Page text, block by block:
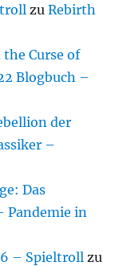
zuRebirth
Curse of
Blogbuch –
der
–
Das
Pandemie in
– Spieltroll zu